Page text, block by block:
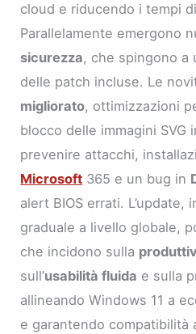
cloud e riducendo i tempi
Parallelamente emergono
sicurezza, che spingono a
delle patch incluse. Le
migliorato, ottimizzazioni
blocco delle immagini SVG
prevenire attacchi,
Microsoft 365 e un bug in
alert BIOS errati. L’update,
graduale a livello globale,
che incidono sulla
sull’usabilità fluida e sulla
allineando Windows 11 a
e garantendo compatibilità